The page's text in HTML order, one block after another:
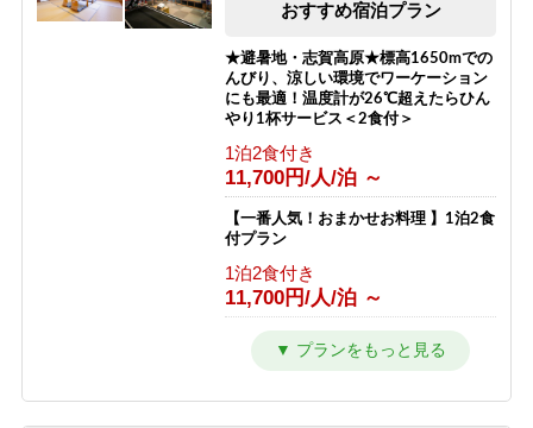
おすすめ宿泊プラン
★避暑地・志賀高原★標高1650mでの
んびり、涼しい環境でワーケーション
にも最適！温度計が26℃超えたらひん
やり1杯サービス＜2食付＞
1泊2食付き
11,700円/人/泊 ～
【一番人気！おまかせお料理 】1泊2食
付プラン
1泊2食付き
11,700円/人/泊 ～
【シンプルステイ】素泊まりプラン
6,700円/人/泊 ～